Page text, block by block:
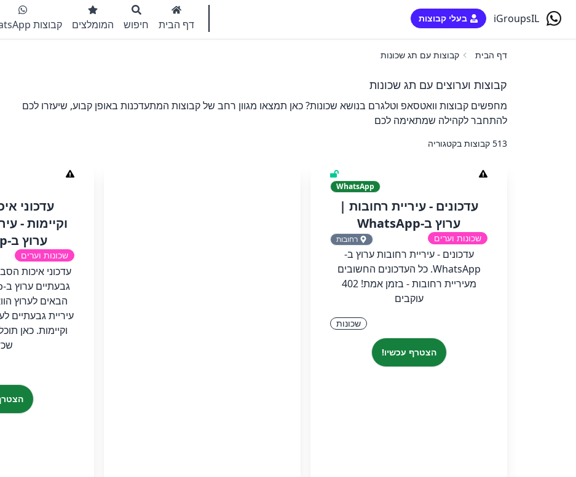
iGroupsIL בעלי קבוצות דף הבית חיפוש המומלצים קבוצות WhatsApp
דף הבית קבוצות עם תג שכונות
קבוצות וערוצים עם תג שכונות
מחפשים קבוצות וואטסאפ וטלגרם בנושא שכונות? כאן תמצאו מגוון רחב של קבוצות המתעדכנות באופן קבוע, שיעזרו לכם
להתחבר לקהילה שמתאימה לכם
513 קבוצות בקטגוריה
WhatsApp
‏‏עדכונים - עיריית רחובות‏ |
ערוץ ב-WhatsApp
שכונות וערים רחובות
‏‏עדכונים - עיריית רחובות‏ ערוץ ב-
WhatsApp.‏ ‏כל העדכונים החשובים
עוקבים
שכונות
הצטרף עכשיו!
‏‏עדכוני
וקיימות -
ערוץ ב-WhatsApp
שכונות וערים
‏‏עדכוני איכות
הבאים לערוץ
עיריית גבעתיים
וקיימות. כאן